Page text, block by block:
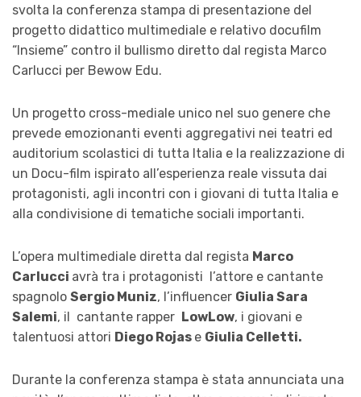
svolta la conferenza stampa di presentazione del
progetto didattico multimediale e relativo docufilm
“Insieme” contro il bullismo diretto dal regista Marco
Carlucci per Bewow Edu.
Un progetto cross-mediale unico nel suo genere che
prevede emozionanti eventi aggregativi nei teatri ed
auditorium scolastici di tutta Italia e la realizzazione di
un Docu-film ispirato all’esperienza reale vissuta dai
protagonisti, agli incontri con i giovani di tutta Italia e
alla condivisione di tematiche sociali importanti.
L’opera multimediale diretta dal regista Marco
Carlucci avrà tra i protagonisti l’attore e cantante
spagnolo Sergio Muniz, l’influencer Giulia Sara
Salemi, il cantante rapper LowLow, i giovani e
talentuosi attori Diego Rojas e Giulia Celletti.
Durante la conferenza stampa è stata annunciata una